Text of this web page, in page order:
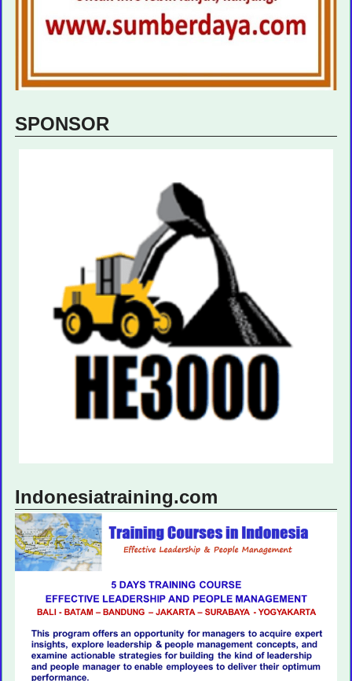
SPONSOR
Indonesiatraining.com